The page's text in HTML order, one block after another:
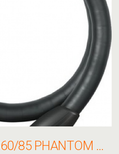
ABUS LAKAT 8960/85 PHANTOM + TEXFL